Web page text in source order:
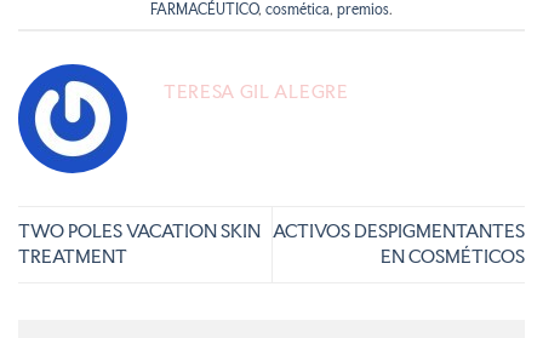
FARMACÉUTICO, cosmética, premios.
TERESA GIL ALEGRE
TWO POLES VACATION SKIN
TREATMENT
ACTIVOS DESPIGMENTANTES
EN COSMÉTICOS